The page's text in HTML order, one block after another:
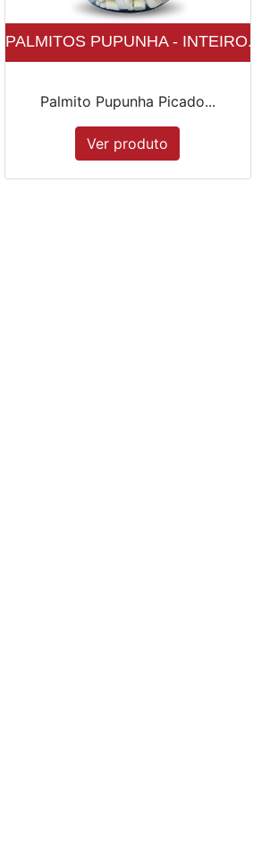
PALMITOS PUPUNHA - INTEIRO...
Palmito Pupunha Picado...
Ver produto